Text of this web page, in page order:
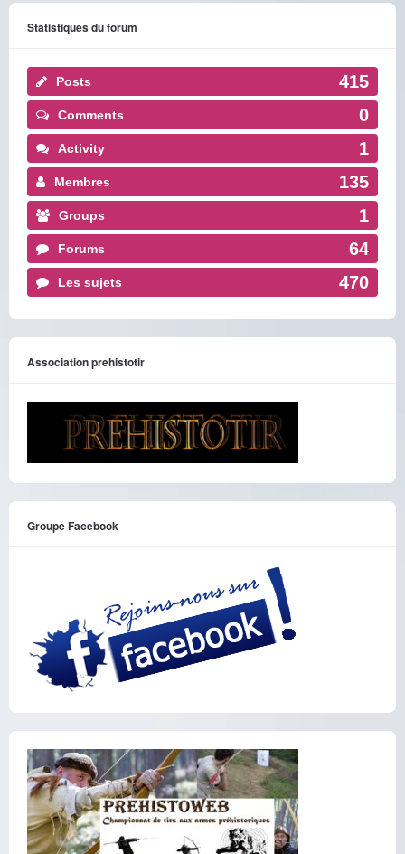
Statistiques du forum
Posts 415
Comments 0
Activity 1
Membres 135
Groups 1
Forums 64
Les sujets 470
Association prehistotir
Groupe Facebook